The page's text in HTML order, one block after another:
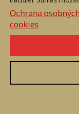
Ochrana
cookies